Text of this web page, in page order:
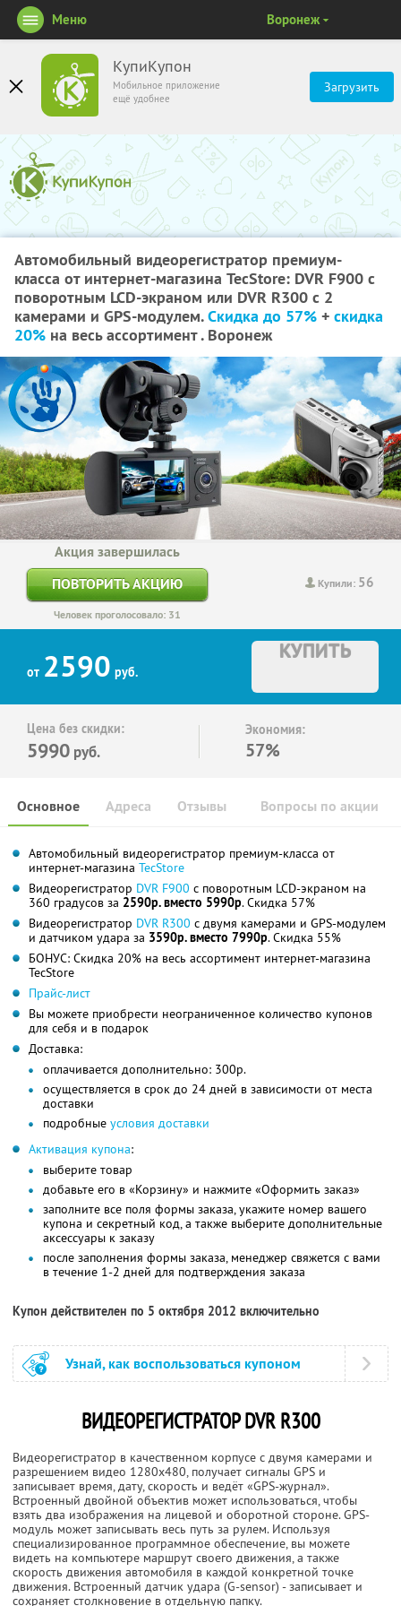
КупиКупон
Мобильное приложение
ещё удобнее
Загрузить
Меню Воронеж
Автомобильный видеорегистратор премиум-
класса от интернет-магазина TecStore: DVR F900 с
поворотным LCD-экраном или DVR R300 с 2
камерами и GPS-модулем.Скидка до 57% + скидка
20% на весь ассортимент . Воронеж
Купили: 56
Акция завершилась
ПОВТОРИТЬ АКЦИЮ
Человек проголосовало: 31
от 2590 руб.
КУПИТЬ
Цена без скидки:
5990 руб.
Экономия:
57%
Основное Отзывы Вопросы по акции
Адреса
Автомобильный видеорегистратор премиум-класса от
интернет-магазина TecStore
Видеорегистратор DVR F900 с поворотным LCD-экраном на
360 градусов за 2590р. вместо 5990р. Скидка 57%
Видеорегистратор DVR R300 с двумя камерами и GPS-модулем
и датчиком удара за 3590р. вместо 7990р. Скидка 55%
БОНУС: Скидка 20% на весь ассортимент интернет-магазина
TecStore
Прайс-лист
Вы можете приобрести неограниченное количество купонов
для себя и в подарок
Доставка:
оплачивается дополнительно: 300р.
осуществляется в срок до 24 дней в зависимости от места
доставки
подробные условия доставки
Активация купона:
выберите товар
добавьте его в «Корзину» и нажмите «Оформить заказ»
заполните все поля формы заказа, укажите номер вашего
купона и секретный код, а также выберите дополнительные
аксессуары к заказу
после заполнения формы заказа, менеджер свяжется с вами
в течение 1-2 дней для подтверждения заказа
Купон действителен по 5 октября 2012 включительно
Узнай, как воспользоваться купоном
ВИДЕОРЕГИСТРАТОР DVR R300
Видеорегистратор в качественном корпусе с двумя камерами и
разрешением видео 1280х480, получает сигналы GPS и
записывает время, дату, скорость и ведёт «GPS-журнал».
Встроенный двойной объектив может использоваться, чтобы
взять два изображения на лицевой и оборотной стороне. GPS-
модуль может записывать весь путь за рулем. Используя
специализированное программное обеспечение, вы можете
видеть на компьютере маршрут своего движения, а также
скорость движения автомобиля в каждой конкретной точке
движения. Встроенный датчик удара (G-sensor) - записывает и
сохраняет столкновение в отдельную папку.